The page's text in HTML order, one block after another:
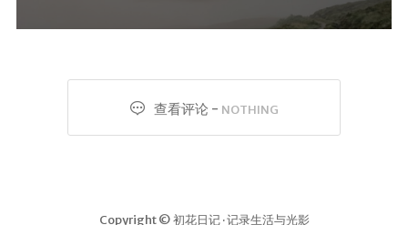
查看评论 - NOTHING
Copyright © 初花日记 · 记录生活与光影